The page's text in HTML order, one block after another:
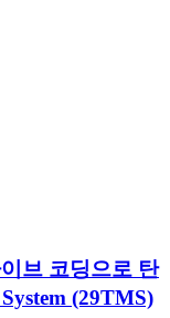
브 코딩으로 탄
(29TMS)